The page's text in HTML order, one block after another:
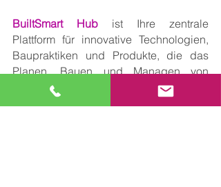
BuiltSmart Hub ist Ihre zentrale
Plattform für innovative Technologien,
Baupraktiken und Produkte, die das
Planen, Bauen und Managen von
Projekten effizienter und fortschrittlicher